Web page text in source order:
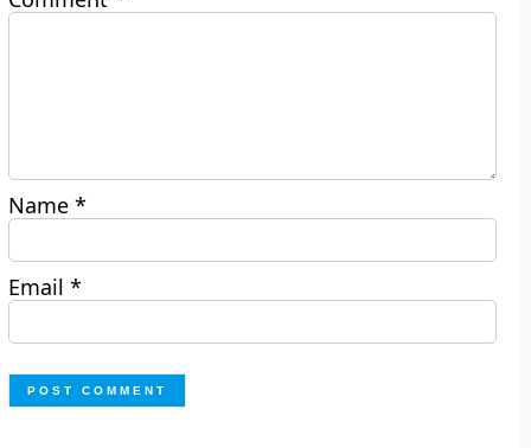
Name*
Email*